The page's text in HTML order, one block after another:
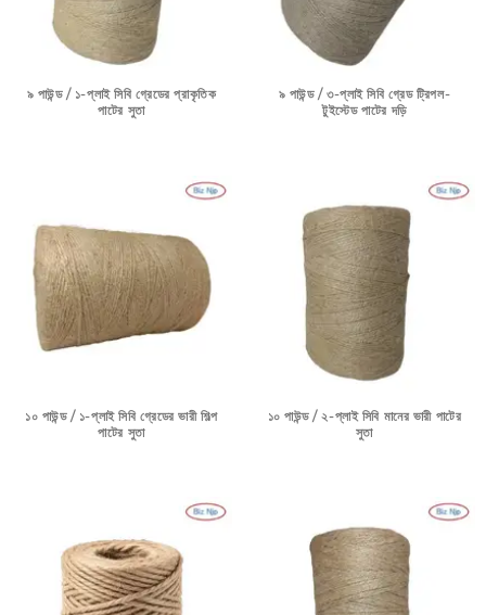
৯ পাউন্ড / ১-প্লাই সিবি গ্রেডের প্রাকৃতিক
পাটের সুতা
৯ পাউন্ড / ৩-প্লাই সিবি গ্রেড ট্রিপল-
টুইস্টেড পাটের দড়ি
১০ পাউন্ড / ১-প্লাই সিবি গ্রেডের ভারী শিল্প
পাটের সুতা
১০ পাউন্ড / ২-প্লাই সিবি মানের ভারী পাটের
সুতা